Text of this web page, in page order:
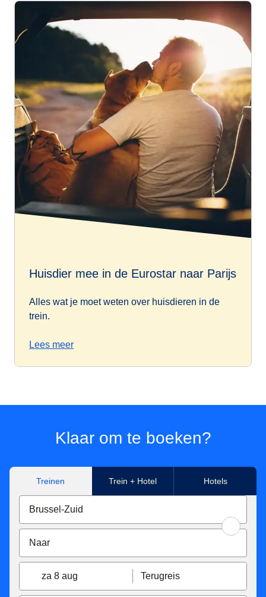
Huisdier mee in de Eurostar naar Parijs
Alles wat je moet weten over huisdieren in de
trein.
Lees meer
Klaar om te boeken?
Treinen Trein + Hotel Hotels
za 8 aug Terugreis